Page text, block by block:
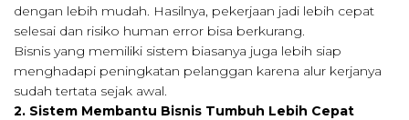
dengan lebih mudah. Hasilnya, pekerjaan jadi lebih cepat
selesai dan risiko human error bisa berkurang.
Bisnis yang memiliki sistem biasanya juga lebih siap
menghadapi peningkatan pelanggan karena alur kerjanya
sudah tertata sejak awal.
2. Sistem Membantu Bisnis Tumbuh Lebih Cepat